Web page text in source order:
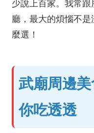
少說上百家。我常
廳，最大的煩惱不
麼選！
武廟周邊
你吃透透